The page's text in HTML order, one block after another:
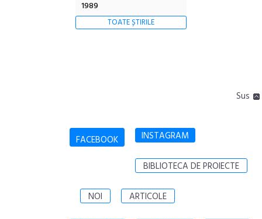
1989
TOATE ȘTIRILE
Sus
FACEBOOK INSTAGRAM
BIBLIOTECA DE PROIECTE
NOI ARTICOLE